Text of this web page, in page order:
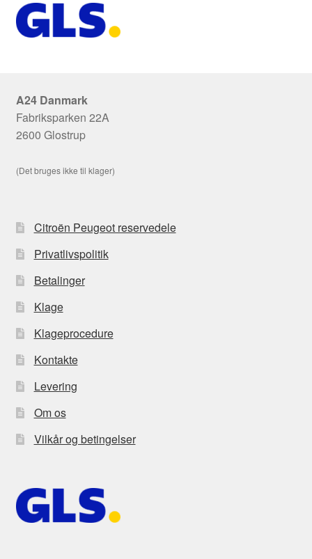
A24 Danmark
Fabriksparken 22A
2600 Glostrup
(Det bruges ikke til klager)
Citroën Peugeot reservedele
Privatlivspolitik
Betalinger
Klage
Klageprocedure
Kontakte
Levering
Om os
Vilkår og betingelser